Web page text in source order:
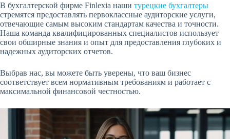
В бухгалтерской фирме Finlexia наши турецкие бухгалтеры
стремятся предоставлять первоклассные аудиторские услуги,
отвечающие самым высоким стандартам качества и точности.
Наша команда квалифицированных специалистов использует
свои обширные знания и опыт для предоставления глубоких и
надежных аудиторских отчетов.
Выбрав нас, вы можете быть уверены, что ваш бизнес
соответствует всем нормативным требованиям и работает с
максимальной финансовой честностью.